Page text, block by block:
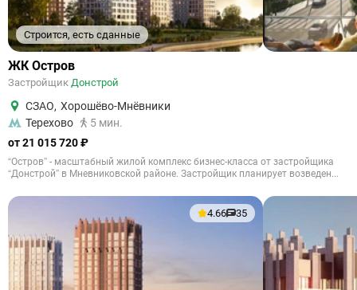
Строится, есть сданные
ЖК Остров
Застройщик Донстрой
СЗАО, Хорошёво-Мнёвники
Терехово
5 мин.
от 21 015 720 ₽
“Остров” - масштабный жилой комплекс бизнес-класса от застройщика
“Донстрой” в Мневниковской районе. Застройщик планирует возведен...
4.66 35